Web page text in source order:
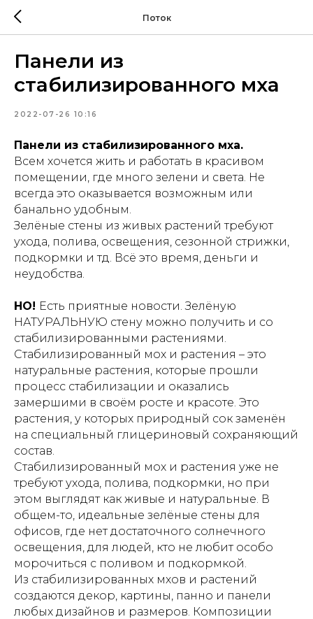
Поток
Панели из
стабилизированного мха
2022-07-26 10:16
Панели из стабилизированного мха.
Всем хочется жить и работать в красивом
помещении, где много зелени и света. Не
всегда это оказывается возможным или
банально удобным.
Зелёные стены из живых растений требуют
ухода, полива, освещения, сезонной стрижки,
подкормки и тд. Всё это время, деньги и
неудобства.
НО! Есть приятные новости. Зелёную
НАТУРАЛЬНУЮ стену можно получить и со
стабилизированными растениями.
Стабилизированный мох и растения – это
натуральные растения, которые прошли
процесс стабилизации и оказались
замершими в своём росте и красоте. Это
растения, у которых природный сок заменён
на специальный глицериновый сохраняющий
состав.
Стабилизированный мох и растения уже не
требуют ухода, полива, подкормки, но при
этом выглядят как живые и натуральные. В
общем-то, идеальные зелёные стены для
офисов, где нет достаточного солнечного
освещения, для людей, кто не любит особо
морочиться с поливом и подкормкой.
Из стабилизированных мхов и растений
создаются декор, картины, панно и панели
любых дизайнов и размеров. Композиции